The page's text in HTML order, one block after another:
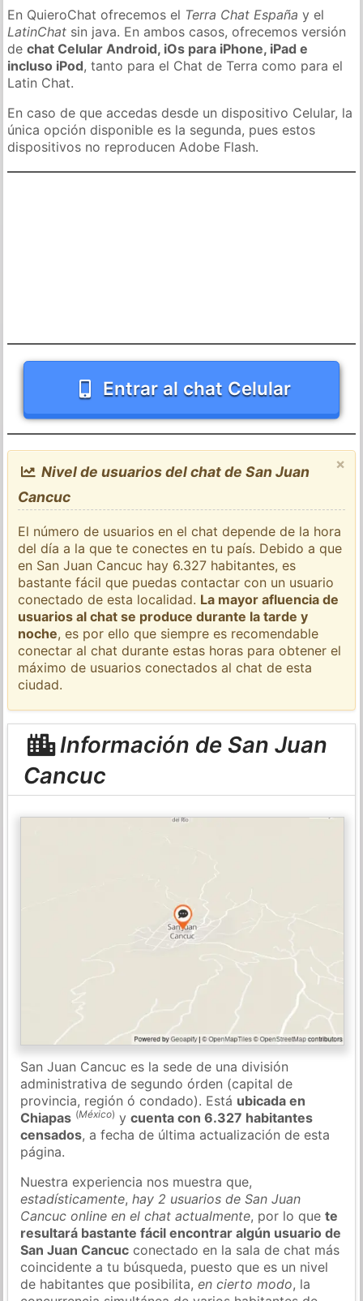
En QuieroChat ofrecemos el Terra Chat España y el
LatinChat sin java. En ambos casos, ofrecemos versión
dechat Celular Android, iOs para iPhone, iPad e
incluso iPod, tanto para el Chat de Terra como para el
Latin Chat.
En caso de que accedas desde un dispositivo Celular, la
única opción disponible es la segunda, pues estos
dispositivos no reproducen Adobe Flash.
Entrar al chat Celular
×
Nivel de usuarios del chat de San Juan
Cancuc
El número de usuarios en el chat depende de la hora
del día a la que te conectes en tu país. Debido a que
en San Juan Cancuc hay 6.327 habitantes, es
bastante fácil que puedas contactar con un usuario
conectado de esta localidad. La mayor afluencia de
usuarios al chat se produce durante la tarde y
noche, es por ello que siempre es recomendable
conectar al chat durante estas horas para obtener el
máximo de usuarios conectados al chat de esta
ciudad.
Información de San Juan
Cancuc
San Juan Cancuc es la sede de una división
administrativa de segundo órden (capital de
provincia, región ó condado). Está ubicada en
Chiapas (México) ycuenta con 6.327 habitantes
censados, a fecha de última actualización de esta
página.
Nuestra experiencia nos muestra que,
estadísticamente,hay 2 usuarios de San Juan
Cancuc online en el chat actualmente, por lo quete
resultará bastante fácil encontrar algún usuario de
San Juan Cancuc conectado en la sala de chat más
coincidente a tu búsqueda, puesto que es un nivel
de habitantes que posibilita,en cierto modo, la